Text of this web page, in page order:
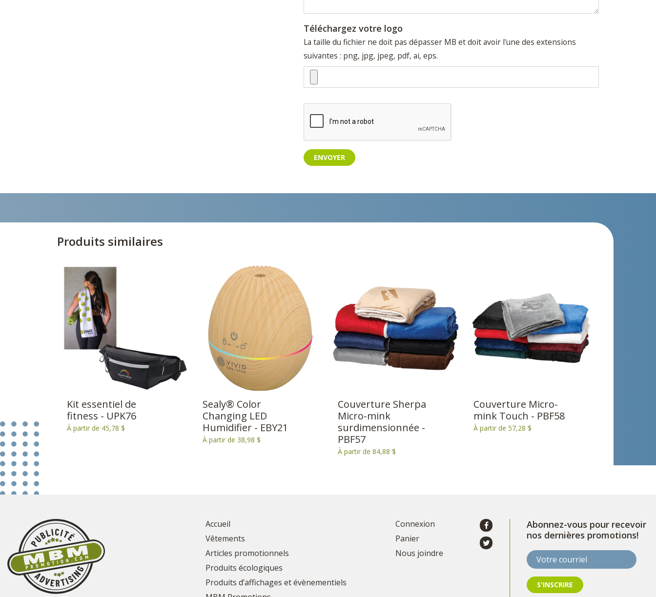
Téléchargez votre logo
La taille du fichier ne doit pas dépasser MB et doit avoir l'une des extensions
suivantes : png, jpg, jpeg, pdf, ai, eps.
ENVOYER
Produits similaires
Kit essentiel de
fitness - UPK76
À partir de 45,78 $
Sealy® Color
Changing LED
Humidifier - EBY21
À partir de 38,98 $
Couverture Sherpa
Micro-mink
surdimensionnée -
PBF57
À partir de 84,88 $
Couverture Micro-
mink Touch - PBF58
À partir de 57,28 $
Accueil
Vêtements
Articles promotionnels
Produits écologiques
Produits d’affichages et évènementiels
Connexion
Panier
Nous joindre
Abonnez-vous pour recevoir
nos dernières promotions!
Votre courriel
S'INSCRIRE